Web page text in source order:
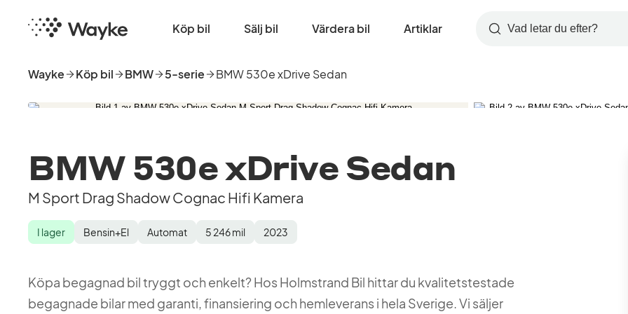
huvudinnehåll
Startsida Köp bil Sälj bil Värdera bil Artiklar Sök
Wayke Köp bil BMW 5-serie BMW 530e xDrive Sedan
BMW 530e xDrive Sedan
M Sport Drag Shadow Cognac Hifi Kamera
Lagerstatus
I lager
Drivmedel Bensin+El
Växellåda Automat
Mätarställning 5 246mil
Modellår 2023
Köpa begagnad bil tryggt och enkelt? Hos Holmstrand Bil hittar du kvalitetstestade
begagnade bilar med garanti, finansiering och hemleverans i hela Sverige. Vi säljer